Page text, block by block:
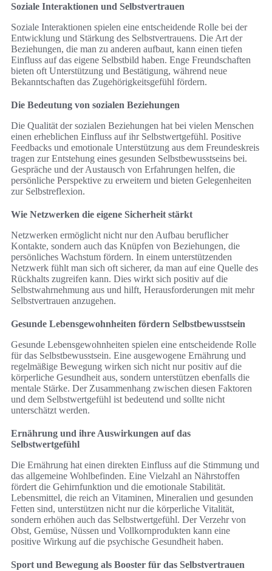
Soziale Interaktionen und Selbstvertrauen
Soziale Interaktionen spielen eine entscheidende Rolle bei der
Entwicklung und Stärkung des Selbstvertrauens. Die Art der
Beziehungen, die man zu anderen aufbaut, kann einen tiefen
Einfluss auf das eigene Selbstbild haben. Enge Freundschaften
bieten oft Unterstützung und Bestätigung, während neue
Bekanntschaften das Zugehörigkeitsgefühl fördern.
Die Bedeutung von sozialen Beziehungen
Die Qualität der sozialen Beziehungen hat bei vielen Menschen
einen erheblichen Einfluss auf ihr Selbstwertgefühl. Positive
Feedbacks und emotionale Unterstützung aus dem Freundeskreis
tragen zur Entstehung eines gesunden Selbstbewusstseins bei.
Gespräche und der Austausch von Erfahrungen helfen, die
persönliche Perspektive zu erweitern und bieten Gelegenheiten
zur Selbstreflexion.
Wie Netzwerken die eigene Sicherheit stärkt
Netzwerken ermöglicht nicht nur den Aufbau beruflicher
Kontakte, sondern auch das Knüpfen von Beziehungen, die
persönliches Wachstum fördern. In einem unterstützenden
Netzwerk fühlt man sich oft sicherer, da man auf eine Quelle des
Rückhalts zugreifen kann. Dies wirkt sich positiv auf die
Selbstwahrnehmung aus und hilft, Herausforderungen mit mehr
Selbstvertrauen anzugehen.
Gesunde Lebensgewohnheiten fördern Selbstbewusstsein
Gesunde Lebensgewohnheiten spielen eine entscheidende Rolle
für das Selbstbewusstsein. Eine ausgewogene Ernährung und
regelmäßige Bewegung wirken sich nicht nur positiv auf die
körperliche Gesundheit aus, sondern unterstützen ebenfalls die
mentale Stärke. Der Zusammenhang zwischen diesen Faktoren
und dem Selbstwertgefühl ist bedeutend und sollte nicht
unterschätzt werden.
Ernährung und ihre Auswirkungen auf das
Selbstwertgefühl
Die Ernährung hat einen direkten Einfluss auf die Stimmung und
das allgemeine Wohlbefinden. Eine Vielzahl an Nährstoffen
fördert die Gehirnfunktion und die emotionale Stabilität.
Lebensmittel, die reich an Vitaminen, Mineralien und gesunden
Fetten sind, unterstützen nicht nur die körperliche Vitalität,
sondern erhöhen auch das Selbstwertgefühl. Der Verzehr von
Obst, Gemüse, Nüssen und Vollkornprodukten kann eine
positive Wirkung auf die psychische Gesundheit haben.
Sport und Bewegung als Booster für das Selbstvertrauen